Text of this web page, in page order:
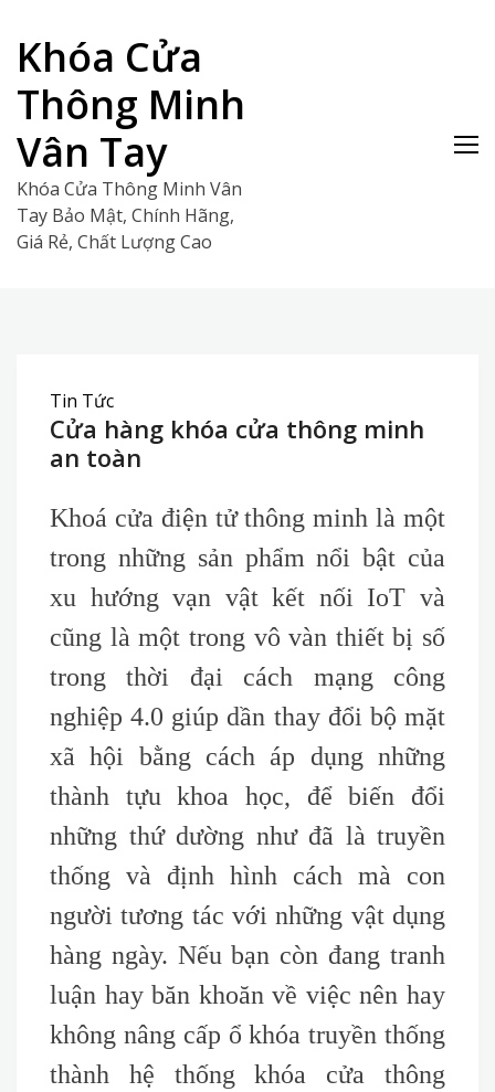
content
Khóa Cửa
Thông Minh
Vân Tay
Khóa Cửa Thông Minh Vân
Tay Bảo Mật, Chính Hãng,
Giá Rẻ, Chất Lượng Cao
Tin Tức
Cửa hàng khóa cửa thông minh
an toàn
Khoá cửa điện tử thông minh là một
trong những sản phẩm nổi bật của
xu hướng vạn vật kết nối IoT và
cũng là một trong vô vàn thiết bị số
trong thời đại cách mạng công
nghiệp 4.0 giúp dần thay đổi bộ mặt
xã hội bằng cách áp dụng những
thành tựu khoa học, để biến đổi
những thứ dường như đã là truyền
thống và định hình cách mà con
người tương tác với những vật dụng
hàng ngày. Nếu bạn còn đang tranh
luận hay băn khoăn về việc nên hay
không nâng cấp ổ khóa truyền thống
thành hệ thống khóa cửa thông